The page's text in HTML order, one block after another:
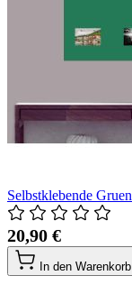
Selbstklebende
20,90 €
In den Warenkorb